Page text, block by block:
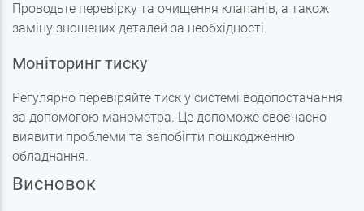
Проводьте перевірку та очищення клапанів, а також
заміну зношених деталей за необхідності.
Моніторинг тиску
Регулярно перевіряйте тиск у системі водопостачання
за допомогою манометра. Це допоможе своєчасно
виявити проблеми та запобігти пошкодженню
обладнання.
Висновок